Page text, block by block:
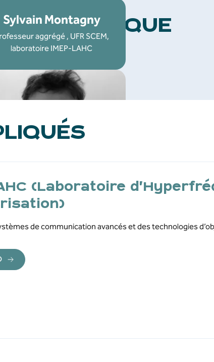
SCIENTIFIQUE
Le projet est porté par :
Sylvain Montagny
aggrégé , UFR SCEM,
laboratoire IMEP-LAHC
(Laboratoire
de communication avancés et des technologies